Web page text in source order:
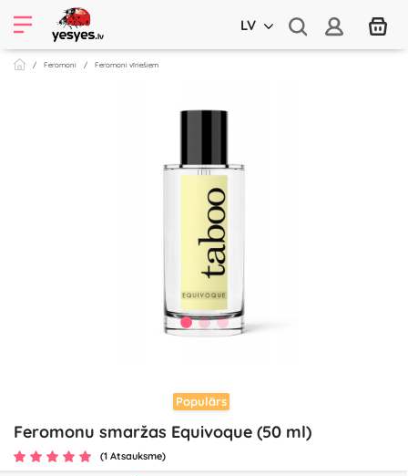
LV
Feromoni Feromoni vīriešiem
Populārs
Feromonu smaržas Equivoque (50 ml)
(1 Atsauksme)